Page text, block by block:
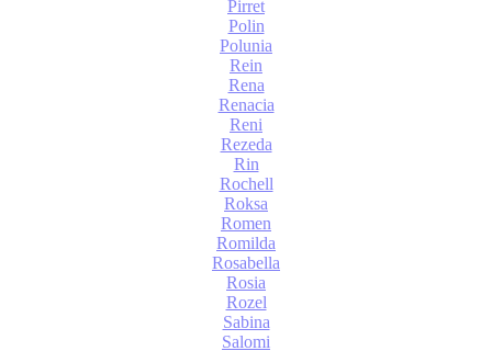
Pirret
Polin
Polunia
Rein
Rena
Renacia
Reni
Rezeda
Rin
Rochell
Roksa
Romen
Romilda
Rosabella
Rosia
Rozel
Sabina
Salomi